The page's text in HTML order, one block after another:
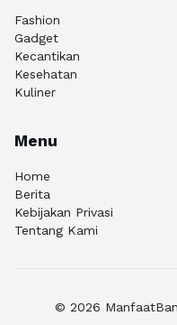
Fashion
Gadget
Kecantikan
Kesehatan
Kuliner
Menu
Home
Berita
Kebijakan Privasi
Tentang Kami
© 2026